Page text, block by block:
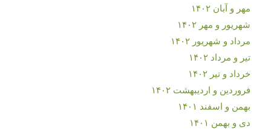
مهر و آبان ۱۴۰۲
شهریور و مهر ۱۴۰۲
مرداد و شهریور ۱۴۰۲
تیر و مرداد ۱۴۰۲
خرداد و تیر ۱۴۰۲
فروردین و اردیبهشت ۱۴۰۲
بهمن و اسفند ۱۴۰۱
دی و بهمن ۱۴۰۱